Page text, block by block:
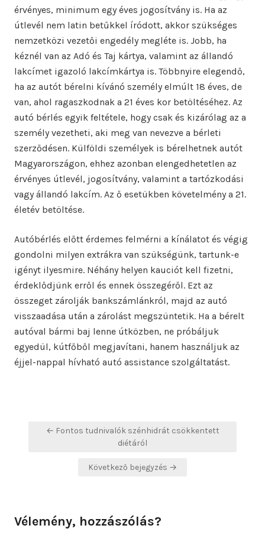
érvényes, minimum egy éves jogosítvány is. Ha az
útlevél nem latin betűkkel íródott, akkor szükséges
nemzetközi vezetői engedély megléte is. Jobb, ha
kéznél van az Adó és Taj kártya, valamint az állandó
lakcímet igazoló lakcímkártya is. Többnyire elegendő,
ha az autót bérelni kívánó személy elmúlt 18 éves, de
van, ahol ragaszkodnak a 21 éves kor betöltéséhez. Az
autó bérlés egyik feltétele, hogy csak és kizárólag az a
személy vezetheti, aki meg van nevezve a bérleti
szerződésen. Külföldi személyek is bérelhetnek autót
Magyarországon, ehhez azonban elengedhetetlen az
érvényes útlevél, jogosítvány, valamint a tartózkodási
vagy állandó lakcím. Az ő esetükben követelmény a 21.
életév betöltése.
Autóbérlés előtt érdemes felmérni a kínálatot és végig
gondolni milyen extrákra van szükségünk, tartunk-e
igényt ilyesmire. Néhány helyen kauciót kell fizetni,
érdeklődjünk erről és ennek összegéről. Ezt az
összeget zárolják bankszámlánkról, majd az autó
visszaadása után a zárolást megszüntetik. Ha a bérelt
autóval bármi baj lenne útközben, ne próbáljuk
egyedül, kútfőből megjavítani, hanem használjuk az
éjjel-nappal hívható autó assistance szolgáltatást.
Bejegyzés
← Fontos tudnivalók szénhidrát csökkentett
diétáról
Következő bejegyzés →
Vélemény, hozzászólás?